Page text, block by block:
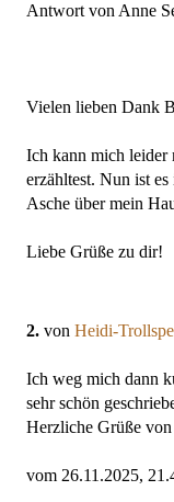
Antwort von Anne
Vielen lieben Dank
Ich kann mich leider
erzähltest. Nun ist
Asche über mein
Liebe Grüße zu dir!
2. von Heidi-
Ich weg mich dann
sehr schön
Herzliche Grüße
vom 26.11.2025,